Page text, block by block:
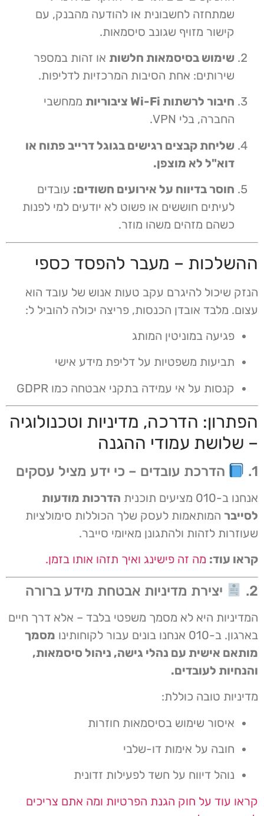
שמתחזה לחשבונית או להודעה מהבנק, עם
קישור מזויף שגונב סיסמאות.
שימוש בסיסמאות חלשות או זהות במספר
שירותים: אחת הסיבות המרכזיות לדליפות.
חיבור לרשתות Wi-Fi ציבוריות
ממחשבי
החברה, בלי VPN.
שליחת קבצים רגישים בגוגל דרייב פתוח או
דוא"ל לא מוצפן.
חוסר בדיווח על אירועים חשודים: עובדים
לעיתים חוששים או פשוט לא יודעים למי לפנות
כשהם מזהים משהו מוזר.
ההשלכות – מעבר להפסד כספי
הנזק שיכול להיגרם עקב טעות אנוש של עובד הוא
עצום. מלבד אובדן הכנסות, פריצה יכולה להוביל ל:
פגיעה במוניטין המותג
תביעות משפטיות על דליפת מידע אישי
קנסות על אי עמידה בתקני אבטחה כמו GDPR
הפתרון: הדרכה, מדיניות וטכנולוגיה
– שלושת עמודי ההגנה
1. הדרכת עובדים – כי ידע מציל עסקים
אנחנו ב-010 מציעים תוכנית
הדרכות מודעות
לסייבר המותאמות לעסק שלך הכוללות סימולציות
שעוזרות לזהות ולהתגונן מאיומי סייבר.
קראו עוד: מה זה פישינג ואיך תזהו אותו בזמן.
2. יצירת מדיניות אבטחת מידע ברורה
המדיניות היא לא מסמך משפטי בלבד – אלא דרך חיים
בארגון. ב-010 אנחנו בונים עבור לקוחותינו
מסמך
מותאם אישית עם נהלי גישה, ניהול סיסמאות,
והנחיות לעובדים.
מדיניות טובה כוללת:
איסור שימוש בסיסמאות חוזרות
חובה על אימות דו-שלבי
נוהל דיווח על חשד לפעילות זדונית
קראו עוד על חוק הגנת הפרטיות ומה אתם צריכים